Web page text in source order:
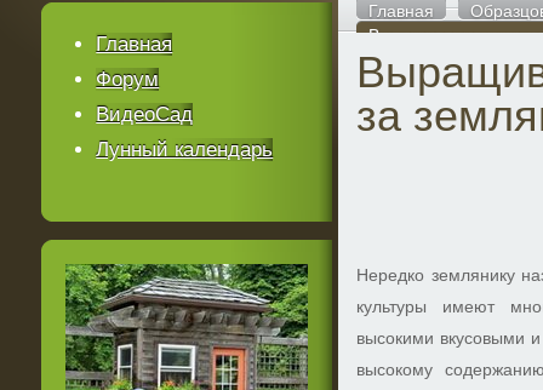
Главная
Выращивание и уход
за
Нередко землянику
культуры имеют
высокими вкусовыми
высокому
Главная
Форум
ВидеоСад
Лунный календарь